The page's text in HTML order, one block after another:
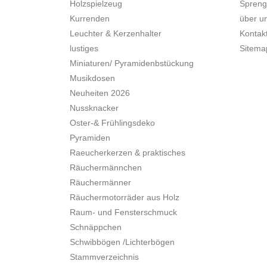
Holzspielzeug
Kurrenden
Leuchter & Kerzenhalter
lustiges
Miniaturen/ Pyramidenbstückung
Musikdosen
Neuheiten 2026
Nussknacker
Oster-& Frühlingsdeko
Pyramiden
Raeucherkerzen & praktisches
Räuchermännchen
Räuchermänner
Räuchermotorräder aus Holz
Raum- und Fensterschmuck
Schnäppchen
Schwibbögen /Lichterbögen
Stammverzeichnis
über